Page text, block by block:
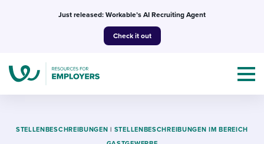
Just released: Workable’s AI Recruiting Agent
Check it out
STELLENBESCHREIBUNGEN | STELLENBESCHREIBUNGEN IM BEREICH